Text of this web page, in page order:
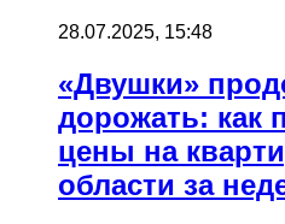
28.07.2025, 15:48
«Двушки»
дорожать: как
цены на
области за